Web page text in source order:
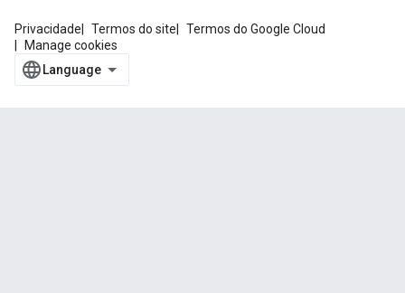
Privacidade Termos do site
Termos do Google Cloud
Manage cookies